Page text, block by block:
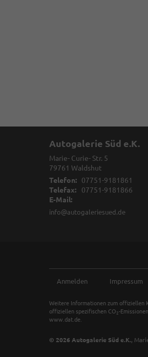
Autogalerie Süd e.K.
Marie- Curie- Str. 5
79761 Waldshut
Telefon:
07751-9181861
Telefax:
07751-9181866
E-Mail:
info@autogaleriesued.de
Anmelden Impressum
Weitere Informationen zum offiziellen
offiziellen spezifischen CO 2-
www.dat.de.
© 2026 Autogalerie Süd e.K.,